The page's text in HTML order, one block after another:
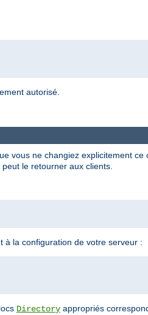
autorisé.
vous ne changiez explicitement ce
le retourner aux clients.
à la configuration de votre serveur :
Directory appropriés